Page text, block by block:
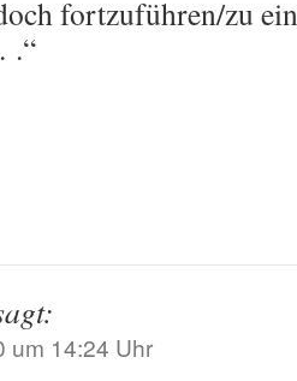
fortzuführen/zu
.“
um 14:24 Uhr